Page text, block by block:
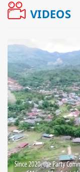
VIDEOS